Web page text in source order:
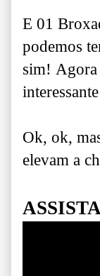
E 01
podemos
sim! Agora
Ok, ok,
elevam a